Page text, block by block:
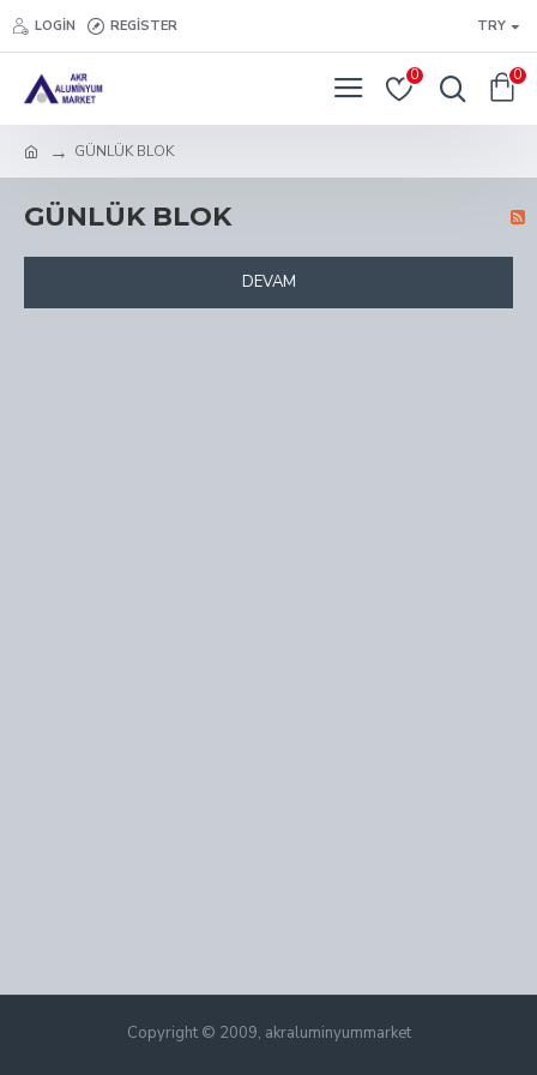
LOGIN REGISTER TRY
0 0
GÜNLÜK BLOK
GÜNLÜK BLOK
DEVAM
Copyright © 2009, akraluminyummarket